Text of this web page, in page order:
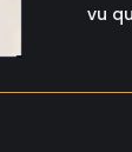
vu